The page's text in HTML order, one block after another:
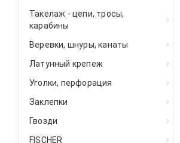
Такелаж - цепи, тросы,
карабины
Веревки, шнуры, канаты
Латунный крепеж
Уголки, перфорация
Заклепки
Гвозди
FISCHER